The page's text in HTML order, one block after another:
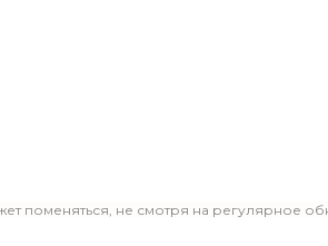
поменяться, не смотря на регулярное